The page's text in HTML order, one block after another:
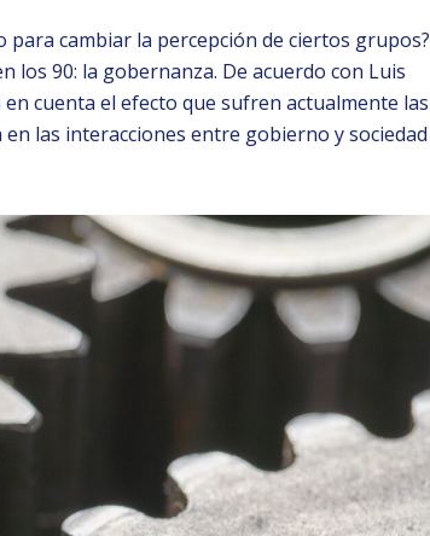
cambiar la percepción de ciertos grupos?
los 90: la gobernanza. De acuerdo con Luis
cuenta el efecto que sufren actualmente las
las interacciones entre gobierno y sociedad